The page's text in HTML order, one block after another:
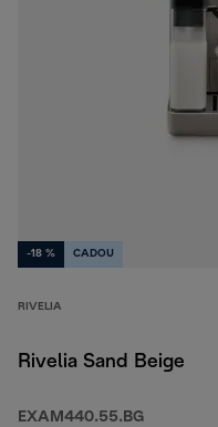
-18 % CADOU
RIVELIA
Rivelia Sand Beige
EXAM440.55.BG